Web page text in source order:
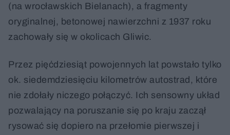
(na wrocławskich Bielanach), a fragmenty
oryginalnej, betonowej nawierzchni z 1937 roku
zachowały się w okolicach Gliwic.
Przez pięćdziesiąt powojennych lat powstało tylko
ok. siedemdziesięciu kilometrów autostrad, które
nie zdołały niczego połączyć. Ich sensowny układ
pozwalający na poruszanie się po kraju zaczął
rysować się dopiero na przełomie pierwszej i